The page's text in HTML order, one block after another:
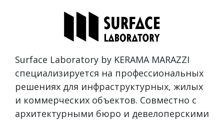
Surface Laboratory by KERAMA MARAZZI
специализируется на профессиональных
решениях для инфраструктурных, жилых
и коммерческих объектов. Совместно с
архитектурными бюро и девелоперскими